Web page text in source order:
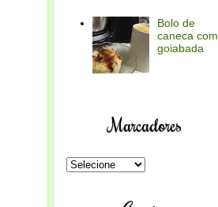
Bolo de
caneca com
goiabada
Marcadores